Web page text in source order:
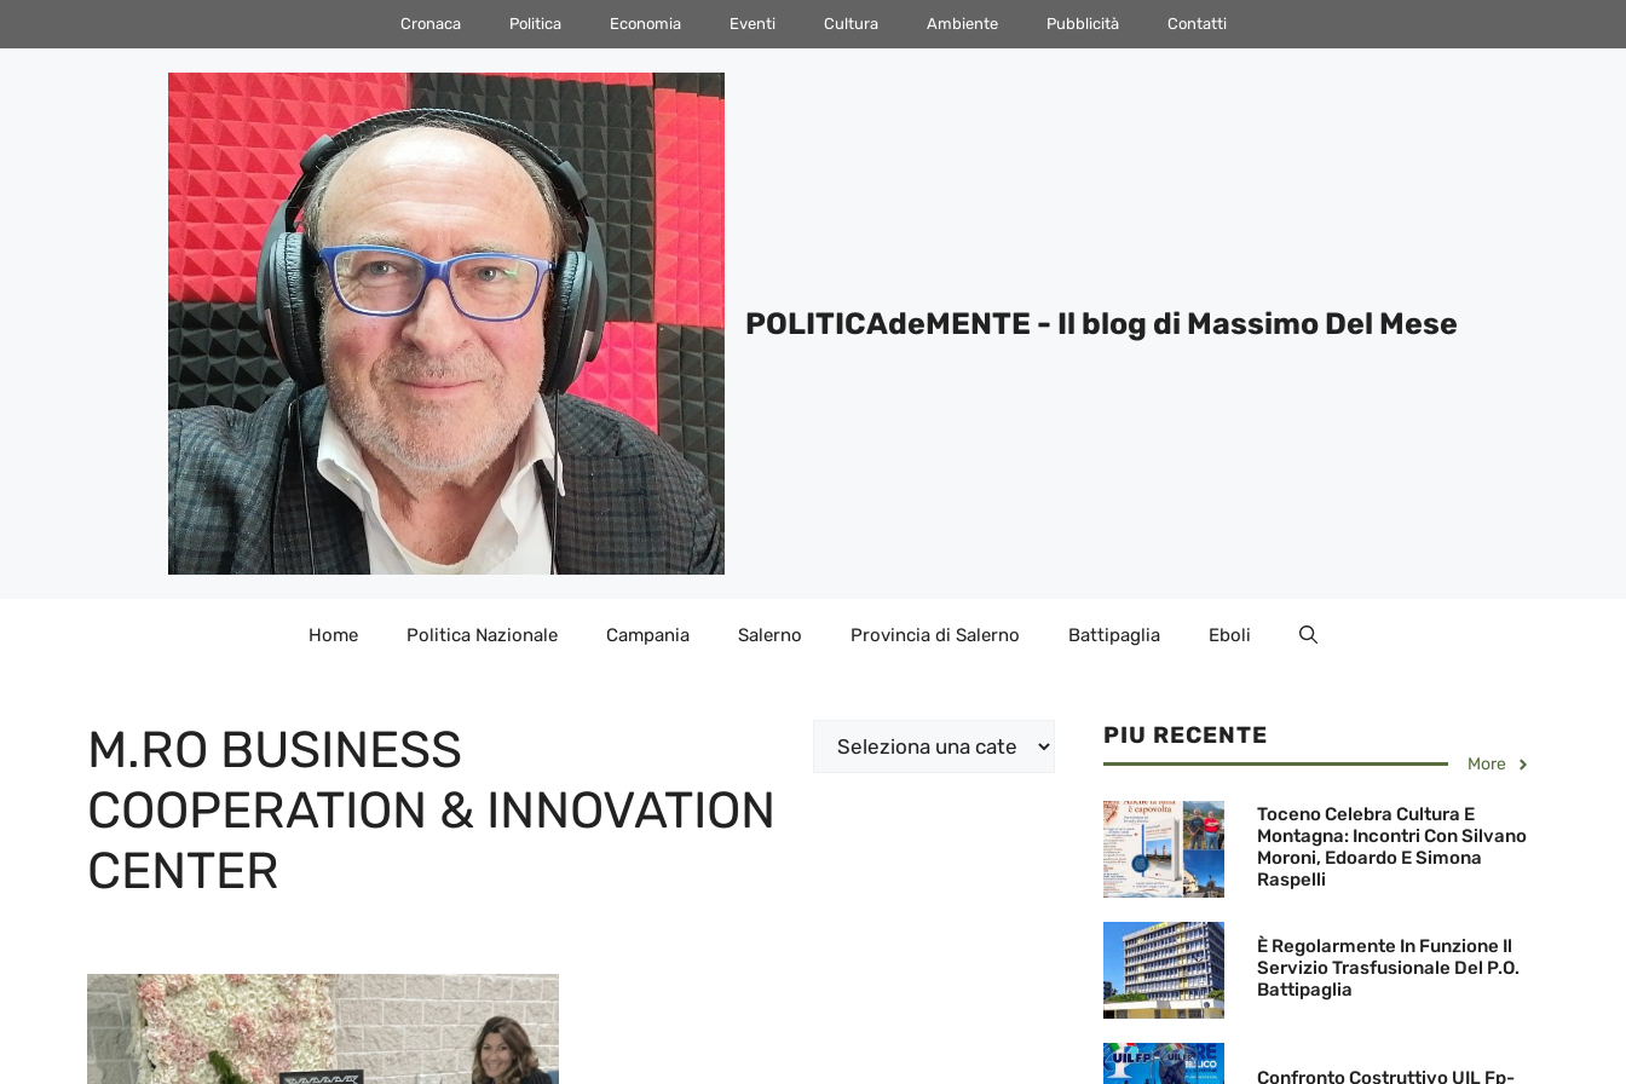
al
Cronaca Politica Economia Eventi Cultura Ambiente Pubblicità Contatti
POLITICAdeMENTE - Il blog di Massimo Del Mese
Home Politica Nazionale Campania Salerno Provincia di Salerno Battipaglia Eboli
M.RO BUSINESS
COOPERATION & INNOVATION
CENTER
Categorie PIU RECENTE
More
Toceno Celebra Cultura E
Montagna: Incontri Con Silvano
Moroni, Edoardo E Simona
Raspelli
È Regolarmente In Funzione Il
Servizio Trasfusionale Del P.O.
Battipaglia
Confronto Costruttivo UIL Fp-